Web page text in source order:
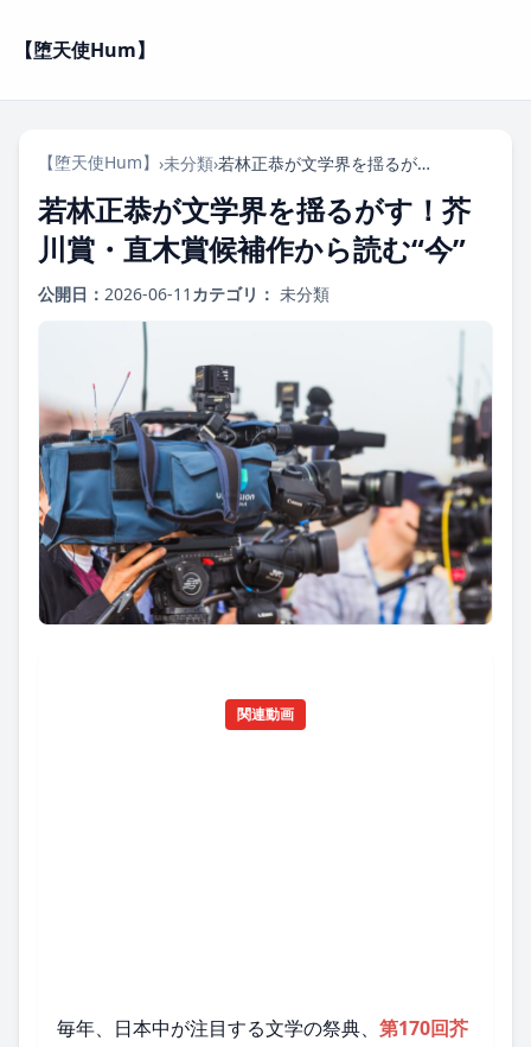
【堕天使Hum】
【堕天使Hum】 ›未分類› 若林正恭が文学界を揺るがす！芥川賞・直木賞候補作から読む“今”
若林正恭が文学界を揺るがす！芥
川賞・直木賞候補作から読む“今”
公開日： 2026-06-11 カテゴリ： 未分類
関連動画
毎年、日本中が注目する文学の祭典、 第170回芥